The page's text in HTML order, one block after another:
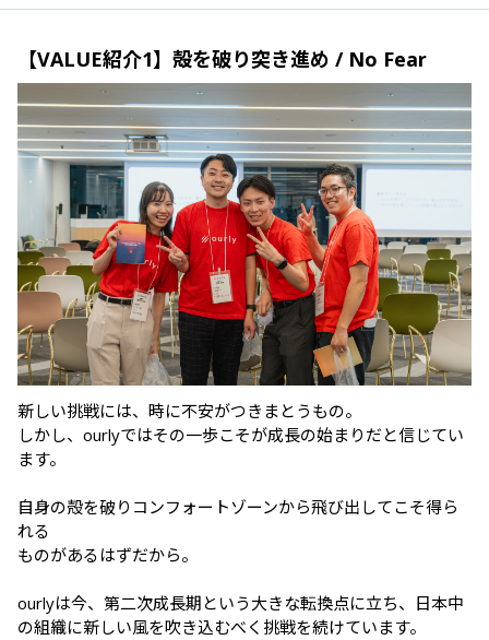
【VALUE紹介1】殻を破り突き進め / No Fear
新しい挑戦には、時に不安がつきまとうもの。
しかし、ourlyではその一歩こそが成長の始まりだと信じてい
ます。
自身の殻を破りコンフォートゾーンから飛び出してこそ得ら
れる
ものがあるはずだから。
ourlyは今、第二次成長期という大きな転換点に立ち、日本中
の組織に新しい風を吹き込むべく挑戦を続けています。